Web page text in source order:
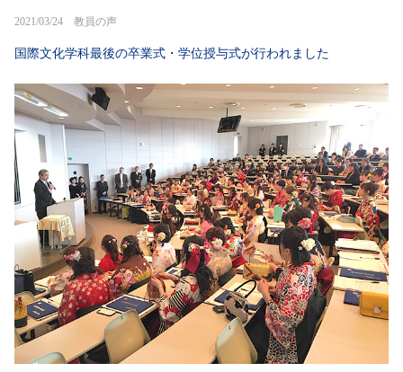
2021/03/24 教員の声
国際文化学科最後の卒業式・学位授与式が行われました